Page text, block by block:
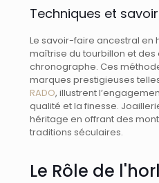
Techniques et
Le savoir-faire ancestral
maîtrise du tourbillon et
chronographe. Ces
marques prestigieuses
RADO, illustrent
qualité et la finesse.
héritage en offrant des
traditions séculaires.
Le Rôle de